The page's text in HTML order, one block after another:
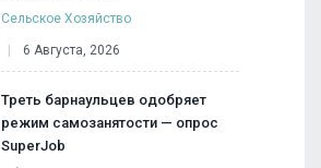
Сельское Хозяйство
6 Августа, 2026
Треть барнаульцев одобряет
режим самозанятости — опрос
SuperJob